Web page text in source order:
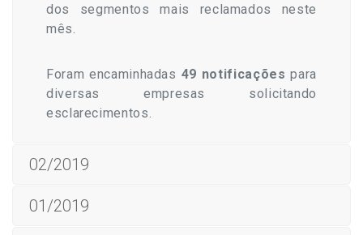
dos segmentos mais reclamados neste
mês.
Foram encaminhadas 49 notificações para
diversas empresas solicitando
esclarecimentos.
02/2019
01/2019